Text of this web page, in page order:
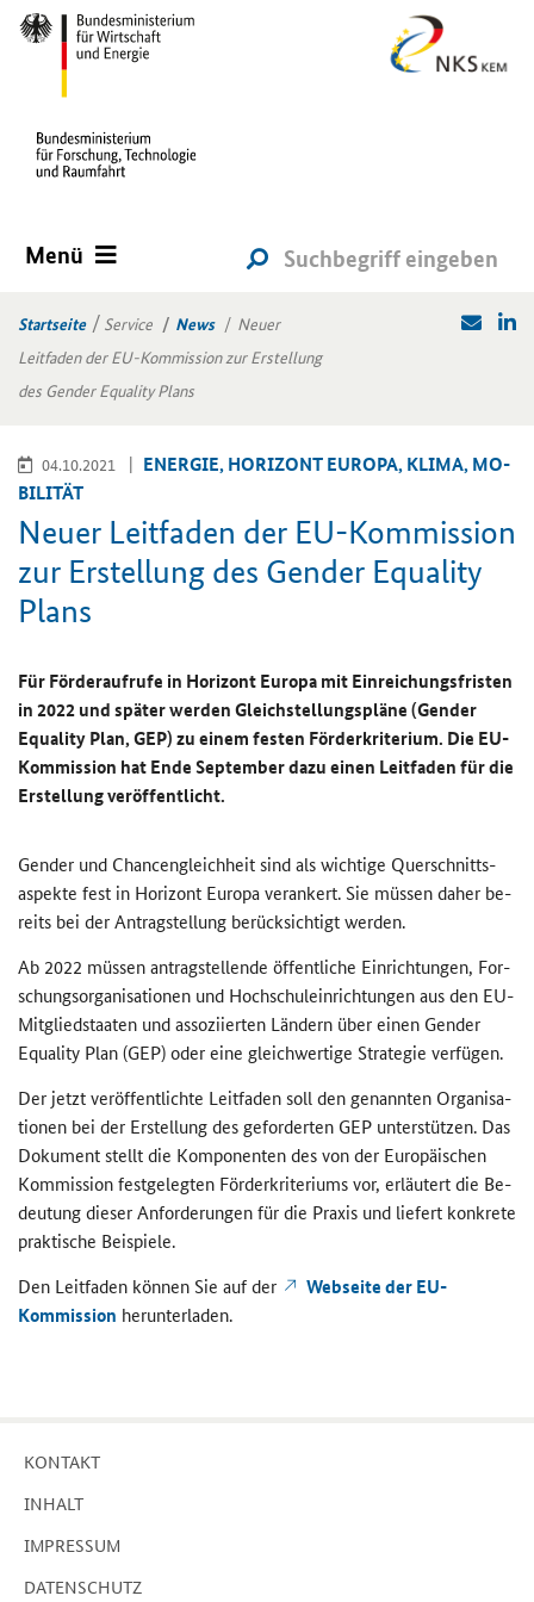
Menü
Startseite Service News
Neuer
Leitfaden der EU-Kommission zur Erstellung
des Gender Equality Plans
04.10.2021
EN­ER­GIE, HO­RI­ZONT EU­RO­PA, KLIMA, MO­
BI­LI­TÄT
Neuer Leit­fa­den der EU-​Kommission
zur Er­stel­lung des Gender Equality
Plans
Für För­der­auf­ru­fe in Ho­ri­zont Eu­ro­pa mit Ein­rei­chungs­fris­ten
in 2022 und spä­ter wer­den Gleich­stel­lungs­plä­ne (Gender
Equality Plan,GEP) zu einem fes­ten För­der­kri­te­ri­um. Die EU-​
Kommission hat Ende Sep­tem­ber dazu einen Leit­fa­den für die
Er­stel­lung ver­öf­fent­licht.
Gender und Chan­cen­gleich­heit sind als wich­ti­ge Quer­schnitts­
aspek­te fest in Ho­ri­zont Eu­ro­pa ver­an­kert. Sie müs­sen daher be­
reits bei der An­trag­stel­lung be­rück­sich­tigt wer­den.
Ab 2022 müs­sen an­trag­stel­len­de öf­fent­li­che Ein­rich­tun­gen, For­
schungs­or­ga­ni­sa­tio­nen und Hoch­schul­ein­rich­tun­gen aus den EU-​
Mitgliedstaaten und as­so­zi­ier­ten Län­dern über einen Gender
Equality Plan (GEP) oder eine gleich­wer­ti­ge Stra­te­gie ver­fü­gen.
Der jetzt ver­öf­fent­lich­te Leit­fa­den soll den ge­nann­ten Or­ga­ni­sa­
tio­nen bei der Er­stel­lung des ge­for­der­ten GEP un­ter­stüt­zen. Das
Do­ku­ment stellt die Kom­po­nen­ten des von der Eu­ro­päi­schen
Kom­mis­si­on fest­ge­leg­ten För­der­kri­te­ri­ums vor, er­läu­tert die Be­
deu­tung die­ser An­for­de­run­gen für die Pra­xis und lie­fert kon­kre­te
prak­ti­sche Bei­spie­le.
Den Leit­fa­den kön­nen Sie auf der
Web­sei­te der EU-​
Kommission her­un­ter­la­den.
KON­TAKT
IN­HALT
IM­PRES­SUM
DA­TEN­SCHUTZ